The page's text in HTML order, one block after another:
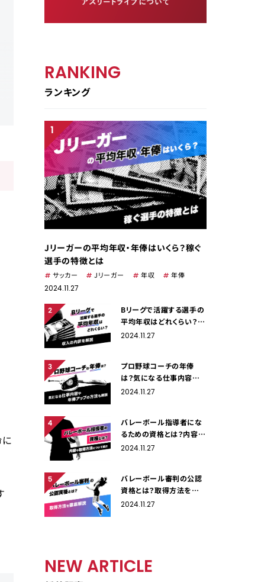
RANKING
ランキング
Jリーガーの平均年収・年俸はいくら？稼ぐ
選手の特徴とは
サッカー Jリーガー 年収 年俸
2024.11.27
Bリーグで活躍する選手の
平均年収はどれくらい？収
入の内訳を解説
2024.11.27
プロ野球コーチの年俸
は？気になる仕事内容や
年俸アップの方法も解説
2024.11.27
バレーボール指導者にな
るための資格とは？内容や
取得方法について紹介
2024.11.27
バレーボール審判の公認
資格とは？取得方法を徹
底解説
2024.11.27
NEW ARTICLE